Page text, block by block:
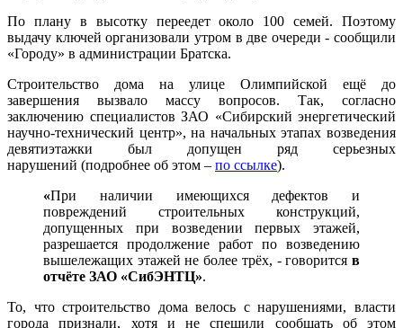
По плану в высотку переедет около 100 семей. Поэтому
выдачу ключей организовали утром в две очереди - сообщили
«Городу» в администрации Братска.
Строительство дома на улице Олимпийской ещё до
завершения вызвало массу вопросов. Так, согласно
заключению специалистов ЗАО «Сибирский энергетический
научно-технический центр», на начальных этапах возведения
девятиэтажки был допущен ряд серьезных
нарушений (подробнее об этом – по ссылке).
«При наличии имеющихся дефектов и
повреждений строительных конструкций,
допущенных при возведении первых этажей,
разрешается продолжение работ по возведению
вышележащих этажей не более трёх, - говорится в
отчёте ЗАО «СибЭНТЦ».
То, что строительство дома велось с нарушениями, власти
города признали, хотя и не спешили сообщать об этом